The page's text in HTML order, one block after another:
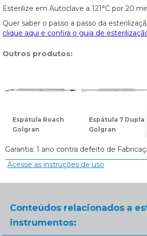
Esterilize em Autoclave a 121°C por 20
Quer saber o passo a passo da
clique aqui e confira o guia de
Outros produtos:
Espátula Roach
Golgran
Espátula 7 Dupla
Golgran
Garantia: 1 ano contra defeito de
Acesse as instruções de uso
Conteúdos relacionados a
instrumentos: